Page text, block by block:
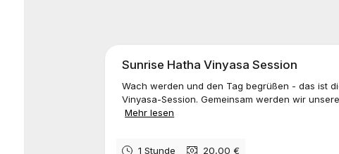
Sunrise Hatha Vinyasa Session
Wach werden und den Tag begrüßen - das ist
Vinyasa-Session. Gemeinsam werden wir
Mehr lesen
1 Stunde 20,00 €